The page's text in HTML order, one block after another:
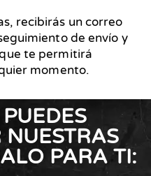
recibirás un correo
de envío y
te permitirá
momento.
PARA TI: